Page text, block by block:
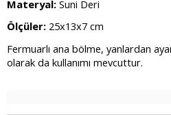
Materyal: Suni Deri
Ölçüler: 25x13x7 cm
Fermuarlı ana bölme, yanlardan
olarak da kullanımı mevcuttur.